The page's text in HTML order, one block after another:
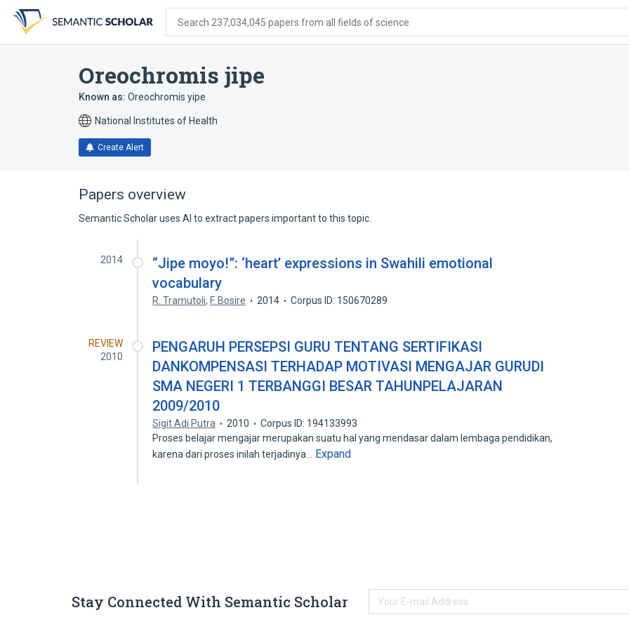
search
form
content
account
menu
Search 237,034,045 papers from all fields of science
Oreochromis jipe
Known as: Oreochromis yipe
National Institutes of Health
Create Alert
Papers overview
Semantic Scholar uses AI to extract papers important to this topic.
2014
“Jipe moyo!”: ‘heart’ expressions in Swahili emotional
vocabulary
R. Tramutoli, F. Bosire 2014 Corpus ID: 150670289
REVIEW
2010
PENGARUH PERSEPSI GURU TENTANG SERTIFIKASI
DANKOMPENSASI TERHADAP MOTIVASI MENGAJAR GURUDI
SMA NEGERI 1 TERBANGGI BESAR TAHUNPELAJARAN
2009/2010
Sigit Adi Putra 2010
Corpus ID: 194133993
Proses belajar mengajar merupakan suatu hal yang mendasar dalam lembaga pendidikan,
karena dari proses inilah terjadinya…
Expand
Stay Connected With Semantic Scholar